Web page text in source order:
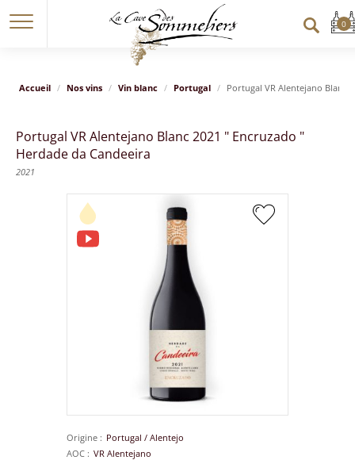
Accueil Nos vins Vin blanc Portugal Portugal VR Alentejano Blanc
Portugal VR Alentejano Blanc 2021 " Encruzado "
Herdade da Candeeira
2021
Origine Portugal / Alentejo
AOC
VR Alentejano